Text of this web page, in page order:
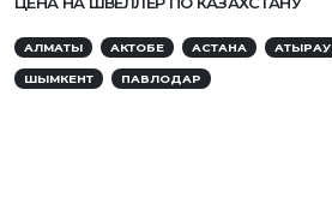
АЛМАТЫ АКТОБЕ АСТАНА АТЫРАУ
ШЫМКЕНТ ПАВЛОДАР